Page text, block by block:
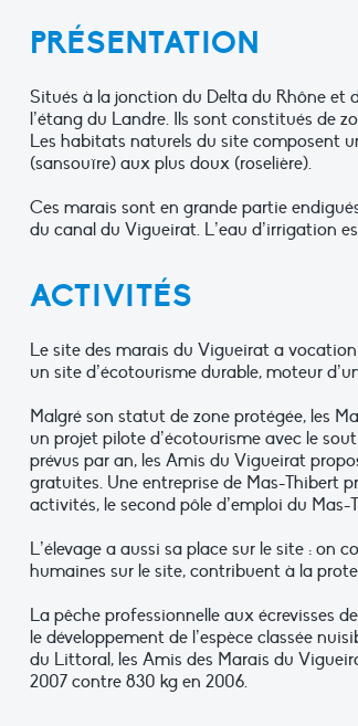
PRÉSENTATION
Situés à la jonction du Delta du Rhône et
l’étang du Landre. Ils sont constitués de
Les habitats naturels du site composent
(sansouïre) aux plus doux (roselière).
Ces marais sont en grande partie
du canal du Vigueirat. L’eau d’irrigation
ACTIVITÉS
Le site des marais du Vigueirat a
un site d’écotourisme durable, moteur
Malgré son statut de zone protégée, les
un projet pilote d’écotourisme avec le
prévus par an, les Amis du Vigueirat
gratuites. Une entreprise de Mas-Thibert
activités, le second pôle d’emploi du Mas-
L’élevage a aussi sa place sur le site :
humaines sur le site, contribuent à la
La pêche professionnelle aux écrevisses
le développement de l’espèce classée
du Littoral, les Amis des Marais du
2007 contre 830 kg en 2006.